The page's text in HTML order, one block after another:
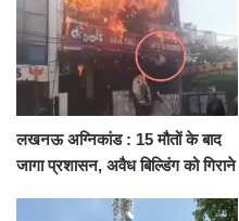
लखनऊ अग्निकांड : 15 मौतों के बाद
जागा प्रशासन, अवैध बिल्डिंग को गिराने